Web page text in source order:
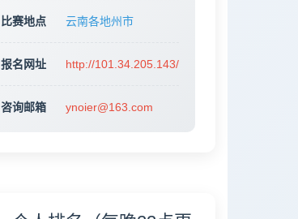
比赛地点 云南各地州市
报名网址 http://101.34.205.143/
咨询邮箱 ynoier@163.com